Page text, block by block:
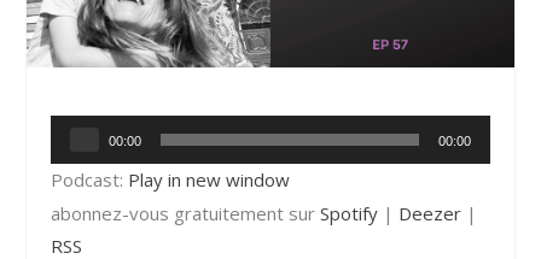
audio
00:00 00:00
Podcast: Play in new window
abonnez-vous gratuitement surSpotify | Deezer |
RSS